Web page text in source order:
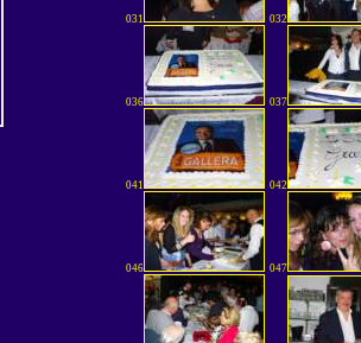
031 032
036 037
041 042
046 047